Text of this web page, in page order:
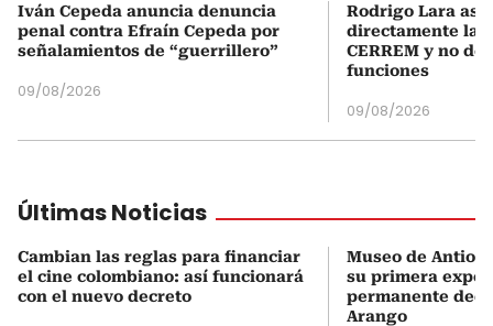
Iván Cepeda anuncia denuncia
penal contra Efraín Cepeda por
señalamientos de “guerrillero”
09/08/2026
Rodrigo Lara
directamente la
CERREM y no
funciones
09/08/2026
Últimas Noticias
Cambian las reglas para financiar
el cine colombiano: así funcionará
con el nuevo decreto
Museo de
su primera
permanente
Arango